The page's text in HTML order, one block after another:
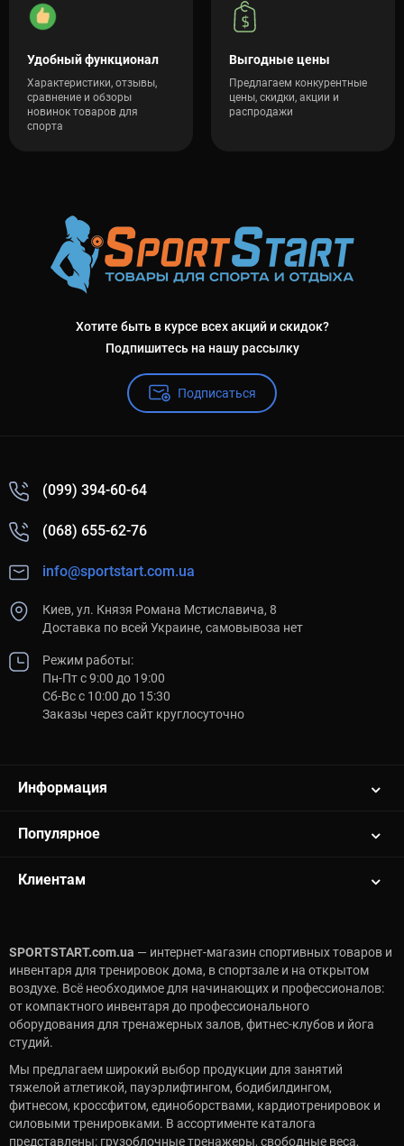
Удобный функционал
Характеристики, отзывы,
сравнение и обзоры
новинок товаров для
спорта
Выгодные цены
Предлагаем конкурентные
цены, скидки, акции и
распродажи
Хотите быть в курсе всех акций и скидок?
Подпишитесь на нашу рассылку
Подписаться
(099) 394-60-64
(068) 655-62-76
info@sportstart.com.ua
Киев, ул. Князя Романа Мстиславича, 8
Доставка по всей Украине, самовывоза нет
Режим работы:
Пн-Пт с 9:00 до 19:00
Сб-Вс с 10:00 до 15:30
Заказы через сайт круглосуточно
Информация
Популярное
Клиентам
SPORTSTART.com.ua — интернет-магазин спортивных товаров и
инвентаря для тренировок дома, в спортзале и на открытом
воздухе. Всё необходимое для начинающих и профессионалов:
от компактного инвентаря до профессионального
оборудования для тренажерных залов, фитнес-клубов и йога
студий.
Мы предлагаем широкий выбор продукции для занятий
тяжелой атлетикой, пауэрлифтингом, бодибилдингом,
фитнесом, кроссфитом, единоборствами, кардиотренировок и
силовыми тренировками. В ассортименте каталога
представлены: грузоблочные тренажеры, свободные веса,